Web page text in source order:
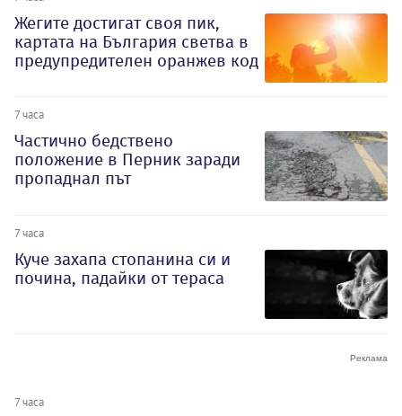
Жегите достигат своя пик,
картата на България светва в
предупредителен оранжев код
7 часа
Частично бедствено
положение в Перник заради
пропаднал път
7 часа
Куче захапа стопанина си и
почина, падайки от тераса
7 часа